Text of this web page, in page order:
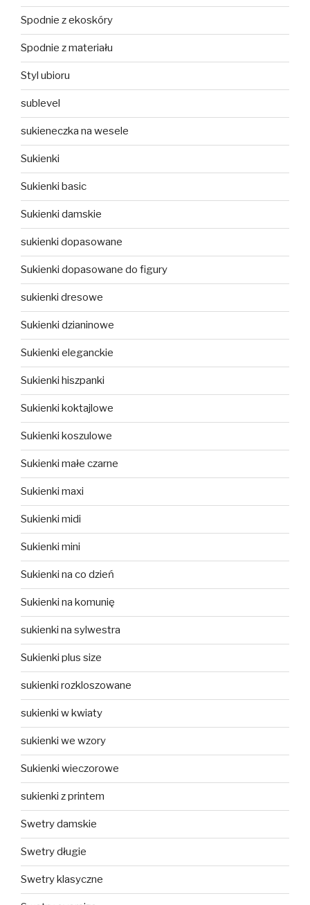
Spodnie z ekoskóry
Spodnie z materiału
Styl ubioru
sublevel
sukieneczka na wesele
Sukienki
Sukienki basic
Sukienki damskie
sukienki dopasowane
Sukienki dopasowane do figury
sukienki dresowe
Sukienki dzianinowe
Sukienki eleganckie
Sukienki hiszpanki
Sukienki koktajlowe
Sukienki koszulowe
Sukienki małe czarne
Sukienki maxi
Sukienki midi
Sukienki mini
Sukienki na co dzień
Sukienki na komunię
sukienki na sylwestra
Sukienki plus size
sukienki rozkloszowane
sukienki w kwiaty
sukienki we wzory
Sukienki wieczorowe
sukienki z printem
Swetry damskie
Swetry długie
Swetry klasyczne